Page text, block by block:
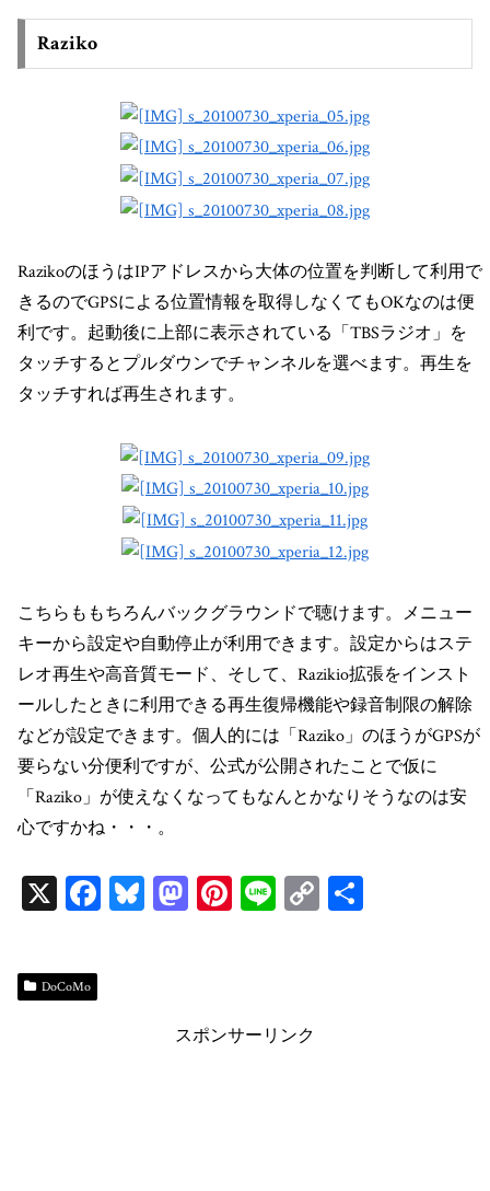
Raziko
RazikoのほうはIPアドレスから大体の位置を判断して利用で
きるのでGPSによる位置情報を取得しなくてもOKなのは便
利です。起動後に上部に表示されている「TBSラジオ」を
タッチするとプルダウンでチャンネルを選べます。再生を
タッチすれば再生されます。
こちらももちろんバックグラウンドで聴けます。メニュー
キーから設定や自動停止が利用できます。設定からはステ
レオ再生や高音質モード、そして、Razikio拡張をインスト
ールしたときに利用できる再生復帰機能や録音制限の解除
などが設定できます。個人的には「Raziko」のほうがGPSが
要らない分便利ですが、公式が公開されたことで仮に
「Raziko」が使えなくなってもなんとかなりそうなのは安
心ですかね・・・。
X Fa Bl M
n
Pi
t
Li C
DoCoMo
スポンサーリンク